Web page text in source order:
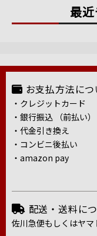
最
お支払方法につ
・クレジットカード
・銀行振込 （前払い）
・代金引き換え
・コンビニ後払い
・amazon pay
配送・送料に
佐川急便もしくはヤマ